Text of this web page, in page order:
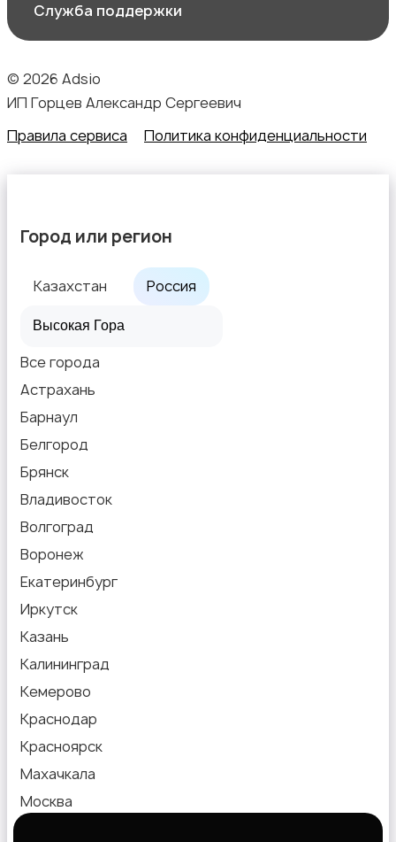
Служба поддержки
© 2026 Adsio
ИП Горцев Александр Сергеевич
Правила сервиса
Политика конфиденциальности
Город или регион
Казахстан Россия
Все города
Астрахань
Барнаул
Белгород
Брянск
Владивосток
Волгоград
Воронеж
Екатеринбург
Иркутск
Казань
Калининград
Кемерово
Краснодар
Красноярск
Махачкала
Москва